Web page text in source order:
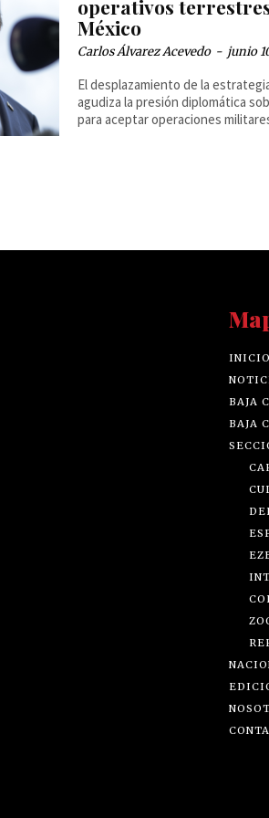
operativos
México
Carlos Álvarez Acevedo - junio
El desplazamiento de la
agudiza la presión diplomática
para aceptar operaciones
INICIO
BAJA
BAJA